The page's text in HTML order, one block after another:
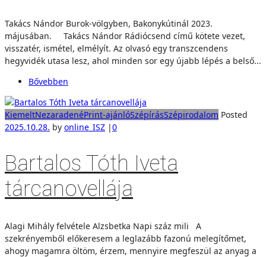
Takács Nándor Burok-völgyben, Bakonykútinál 2023.
májusában. Takács Nándor Rádiócsend című kötete vezet,
visszatér, ismétel, elmélyít. Az olvasó egy transzcendens
hegyvidék utasa lesz, ahol minden sor egy újabb lépés a belső...
Bővebben
KiemeltNezaradenéPrint-ajánlóSzépírásSzépirodalom Posted
2025.10.28. by online_ISZ |0
Bartalos Tóth Iveta
tárcanovellája
Alagi Mihály felvétele Alzsbetka Napi száz mili A
szekrényemből előkeresem a leglazább fazonú melegítőmet,
ahogy magamra öltöm, érzem, mennyire megfeszül az anyag a